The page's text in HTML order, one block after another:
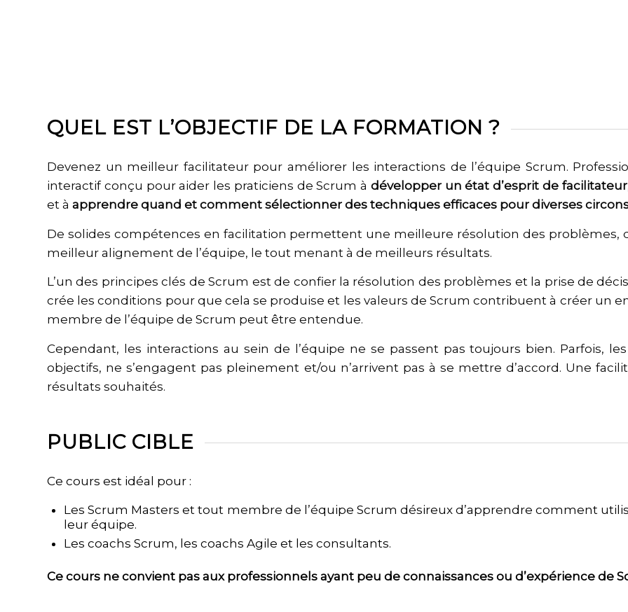
QUEL EST L’OBJECTIF DE LA FORMATION ?
Devenez un meilleur facilitateur pour améliorer les interactions de l’équipe Scrum.
interactif conçu pour aider les praticiens de Scrum à développer un état d’esprit de facilitateur
et à apprendre quand et comment sélectionner des techniques efficaces pour diverses
De solides compétences en facilitation permettent une meilleure résolution des problèmes,
meilleur alignement de l’équipe, le tout menant à de meilleurs résultats.
L’un des principes clés de Scrum est de confier la résolution des problèmes et la prise de
crée les conditions pour que cela se produise et les valeurs de Scrum contribuent à créer un
membre de l’équipe de Scrum peut être entendue.
Cependant, les interactions au sein de l’équipe ne se passent pas toujours bien. Parfois,
objectifs, ne s’engagent pas pleinement et/ou n’arrivent pas à se mettre d’accord. Une
résultats souhaités.
PUBLIC CIBLE
Ce cours est idéal pour :
Les Scrum Masters et tout membre de l’équipe Scrum désireux d’apprendre comment
leur équipe.
Les coachs Scrum, les coachs Agile et les consultants.
Ce cours ne convient pas aux professionnels ayant peu de connaissances ou d’expérience de